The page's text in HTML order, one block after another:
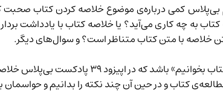
بی‌پلاسکمی درباره‌ی موضوع خلاصه کردن کتاب صحبت
کتاب به چه کاری می‌آید؟ یا خلاصه‌ کتاب با
خلاصه‌ با متن کتاب متناظر است؟ و سوال‌های دیگر.
بخوانیم» باشد که دراپیزود ۳۹ پادکست بی‌پلاس
کتاب و در حین آن چند نکته را بدانیم و حواسمان